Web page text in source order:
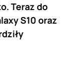
Teraz do
S10 oraz